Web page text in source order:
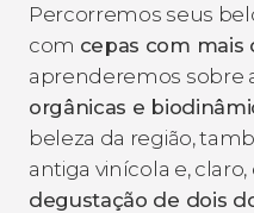
Percorremos seus
com cepas com mais
aprenderemos sobre
orgânicas e
beleza da região,
antiga vinícola e, claro,
degustação de dois